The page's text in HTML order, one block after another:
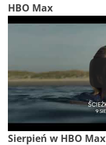
HBO Max
Sierpień w HBO Max